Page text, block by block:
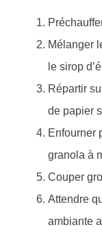
Mélanger
le sirop
Répartir
de papier
Enfourner
granola à
Couper
Attendre
ambiante